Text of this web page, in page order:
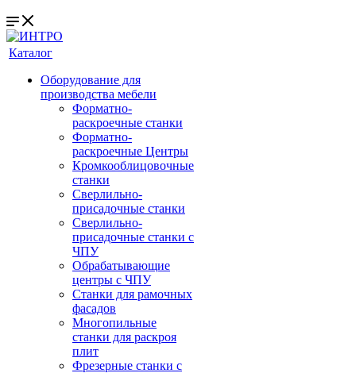
Каталог
Оборудование для
производства мебели
Форматно-
раскроечные станки
Форматно-
раскроечные Центры
Кромкооблицовочные
станки
Сверлильно-
присадочные станки
Сверлильно-
присадочные станки с
ЧПУ
Обрабатывающие
центры с ЧПУ
Станки для рамочных
фасадов
Многопильные
станки для раскроя
плит
Фрезерные станки с